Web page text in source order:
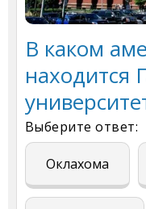
В каком
находится
Выберите ответ:
Оклахома